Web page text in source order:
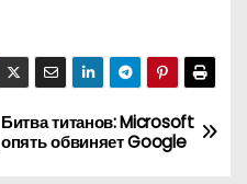
Битва титанов: Microsoft
опять обвиняет Google